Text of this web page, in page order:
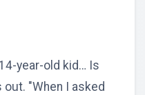
year-old kid… Is
"When I asked